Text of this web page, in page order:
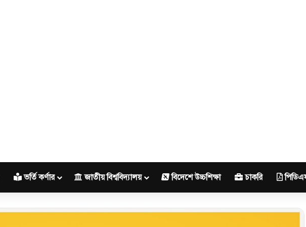
ভর্তি কর্ণার জাতীয় বিশ্ববিদ্যালয় বিদেশে উচ্চশিক্ষা চাকরি